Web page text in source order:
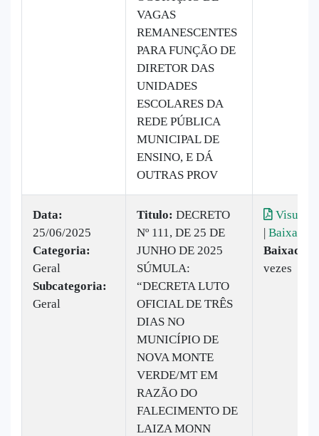
VAGAS
REMANESCENTES
PARA FUNÇÃO DE
DIRETOR DAS
UNIDADES
ESCOLARES DA
REDE PÚBLICA
MUNICIPAL DE
ENSINO, E DÁ
OUTRAS PROV
Data:
25/06/2025
Categoria:
Geral
Subcategoria:
Geral
Titulo: DECRETO
Nº 111, DE 25 DE
JUNHO DE 2025
SÚMULA:
“DECRETA LUTO
OFICIAL DE TRÊS
DIAS NO
MUNICÍPIO DE
NOVA MONTE
VERDE/MT EM
RAZÃO DO
FALECIMENTO DE
LAIZA MONN
| Baixar
Baixado:
vezes